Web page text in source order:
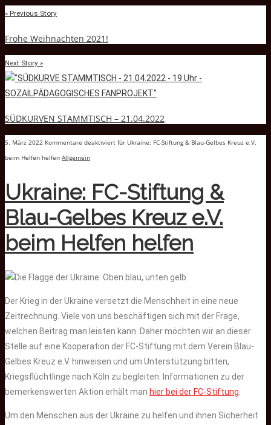
« Previous Story
Frohe Weihnachten 2021!
Next Story »
SÜDKURVEN STAMMTISCH – 21.04.2022
5. März 2022 Kommentare deaktiviert für Ukraine: FC-Stiftung & Blau-Gelbes Kreuz e.V.
beim Helfen helfen Allgemein
Ukraine: FC-Stiftung &
Blau-Gelbes Kreuz e.V.
beim Helfen helfen
Der Krieg in der Ukraine versetzt die Menschheit in eine neue
Zeitrechnung. Viele von uns beschäftigen sich mit der Frage,
welchen Beitrag man leisten kann. Daher möchten wir an dieser
Stelle auf eine Kooperation der FC-Stiftung mit dem Verein Blau-
Gelbes Kreuz e.V. hinweisen und um Unterstützung bitten,
Kriegsflüchtlinge nach Köln zu begleiten. Informationen zu der
bemerkenswerten Aktion erhält man hier bei der FC-Stiftung.
Um den Menschen aus der Ukraine zu helfen und ihnen Sicherheit